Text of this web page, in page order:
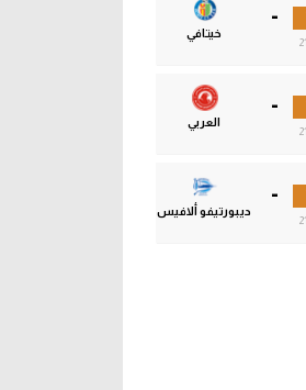
-
خيتافي
-
العربي
-
ديبورتيفو ألافيس